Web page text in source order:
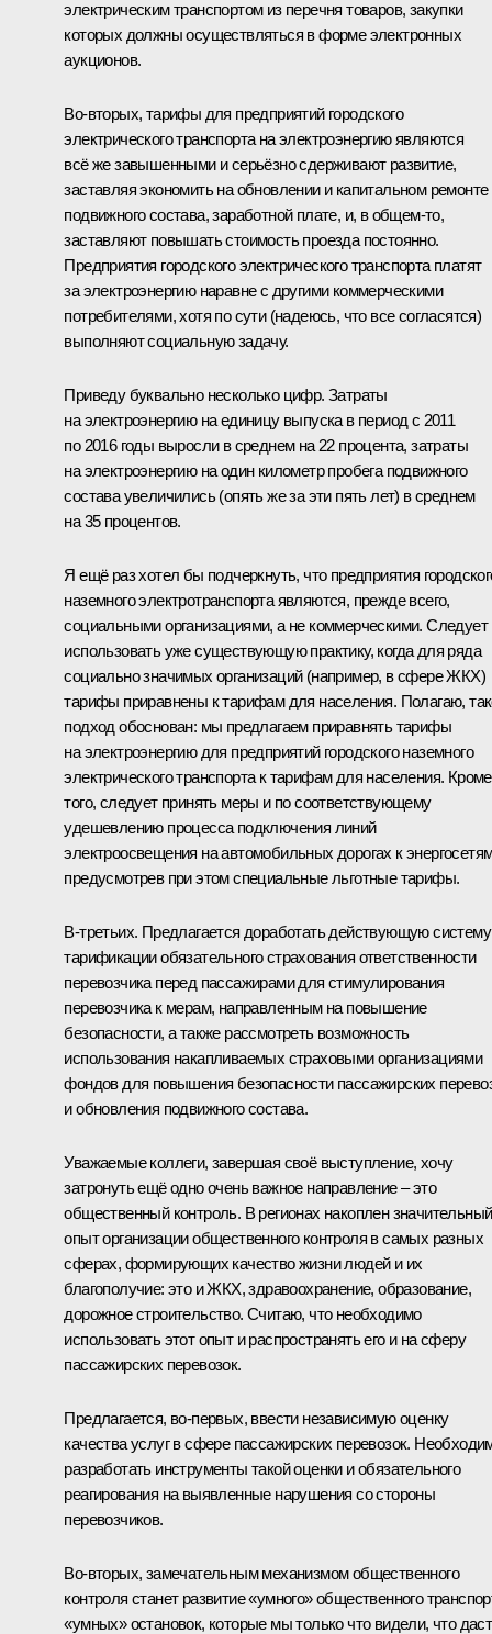
электрическим транспортом из перечня товаров, закупки
которых должны осуществляться в форме электронных
аукционов.
Во-вторых, тарифы для предприятий городского
электрического транспорта на электроэнергию являются
всё же завышенными и серьёзно сдерживают развитие,
заставляя экономить на обновлении и капитальном ремонте
подвижного состава, заработной плате, и, в общем-то,
заставляют повышать стоимость проезда постоянно.
Предприятия городского электрического транспорта платят
за электроэнергию наравне с другими коммерческими
потребителями, хотя по сути (надеюсь, что все согласятся)
выполняют социальную задачу.
Приведу буквально несколько цифр. Затраты
на электроэнергию на единицу выпуска в период с 2011
по 2016 годы выросли в среднем на 22 процента, затраты
на электроэнергию на один километр пробега подвижного
состава увеличились (опять же за эти пять лет) в среднем
на 35 процентов.
Я ещё раз хотел бы подчеркнуть, что предприятия
наземного электротранспорта являются, прежде всего,
социальными организациями, а не коммерческими. Следует
использовать уже существующую практику, когда для ряда
социально значимых организаций (например, в сфере ЖКХ)
тарифы приравнены к тарифам для населения. Полагаю,
подход обоснован: мы предлагаем приравнять тарифы
на электроэнергию для предприятий городского наземного
электрического транспорта к тарифам для населения. Кроме
того, следует принять меры и по соответствующему
удешевлению процесса подключения линий
электроосвещения на автомобильных дорогах к
предусмотрев при этом специальные льготные тарифы.
В-третьих. Предлагается доработать действующую систему
тарификации обязательного страхования ответственности
перевозчика перед пассажирами для стимулирования
перевозчика к мерам, направленным на повышение
безопасности, а также рассмотреть возможность
использования накапливаемых страховыми организациями
фондов для повышения безопасности пассажирских
и обновления подвижного состава.
Уважаемые коллеги, завершая своё выступление, хочу
затронуть ещё одно очень важное направление – это
общественный контроль. В регионах накоплен значительный
опыт организации общественного контроля в самых разных
сферах, формирующих качество жизни людей и их
благополучие: это и ЖКХ, здравоохранение, образование,
дорожное строительство. Считаю, что необходимо
использовать этот опыт и распространять его и на сферу
пассажирских перевозок.
Предлагается, во-первых, ввести независимую оценку
качества услуг в сфере пассажирских перевозок.
разработать инструменты такой оценки и обязательного
реагирования на выявленные нарушения со стороны
перевозчиков.
Во-вторых, замечательным механизмом общественного
контроля станет развитие «умного» общественного
«умных» остановок, которые мы только что видели, что даст